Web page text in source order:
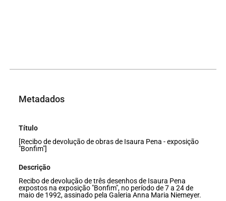
Metadados
Título
[Recibo de devolução de obras de Isaura Pena - exposição
"Bonfim"]
Descrição
Recibo de devolução de três desenhos de Isaura Pena
expostos na exposição "Bonfim", no período de 7 a 24 de
maio de 1992, assinado pela Galeria Anna Maria Niemeyer.